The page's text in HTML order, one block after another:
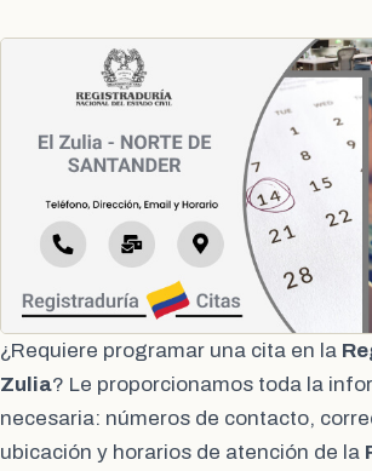
¿Requiere programar una cita en la
Zulia? Le proporcionamos toda la
necesaria: números de contacto,
ubicación y horarios de atención de la